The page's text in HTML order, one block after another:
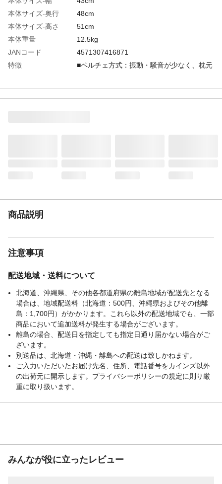
本体サイズ-奥行
48cm
本体サイズ-高さ
51cm
本体重量
12.5kg
JANコード
4571307416871
特徴
■ペルチェ方式：振動・騒音が少なく、枕元
推奨運転周囲温度
商品説明
注意事項
配送地域・送料について
北海道、沖縄県、その他各都道府県の離島地域が配送先となる
場合は、地域配送料（北海道：500円、沖縄県およびその他離
島：1,700円）がかかります。これら以外の配送地域でも、一部
商品において追加送料が発生する場合がございます。
離島の場合、配送日を指定しても指定日通り届かない場合がご
ざいます。
別送品は、北海道・沖縄・離島への配送は致しかねます。
ご入力いただいたお届け先名、住所、電話番号をカインズ以外
の出荷元に開示します。プライバシーポリシーの規定に則り厳
重に取り扱います。
みんなが役に立ったレビュー